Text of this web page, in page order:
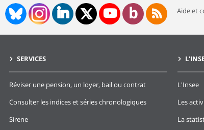
Aide et
SERVICES
Réviser une pension, un loyer, bail ou contrat
Consulter les indices et séries chronologiques
Sirene
L'Insee
Les
La